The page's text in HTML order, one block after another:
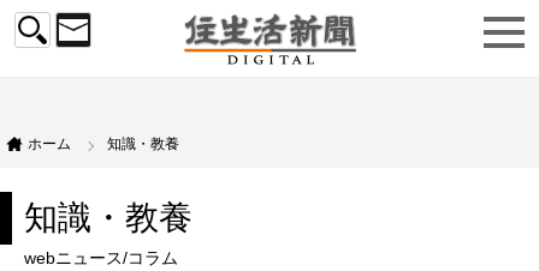
ホーム 知識・教養
知識・教養
webニュース/コラム